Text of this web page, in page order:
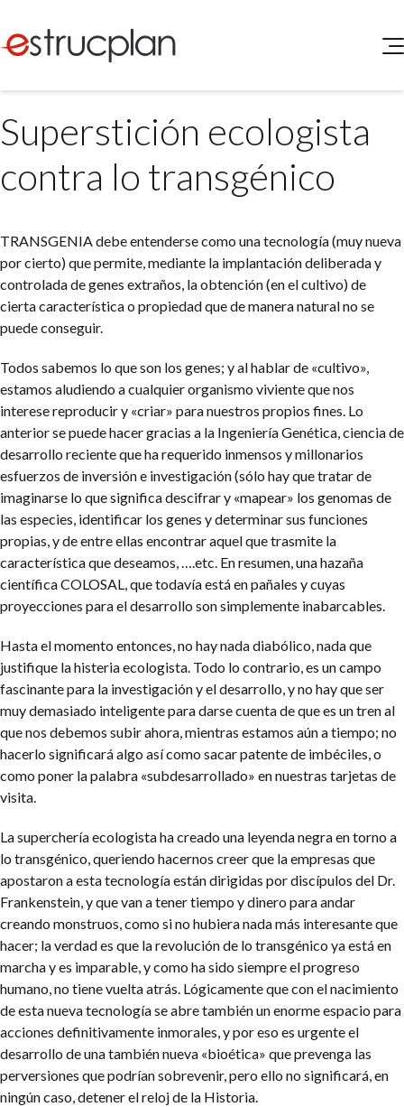
SERVICIOS
Higiene y Seguridad
Medio Ambiente
NOVEDADES
INGRESAR
Buscador de Legislación
Matriz Premium
Matriz Profesional
Superstición ecologista
contra lo transgénico
TRANSGENIA debe entenderse como una tecnología (muy nueva
por cierto) que permite, mediante la implantación deliberada y
controlada de genes extraños, la obtención (en el cultivo) de
cierta característica o propiedad que de manera natural no se
puede conseguir.
Todos sabemos lo que son los genes; y al hablar de «cultivo»,
estamos aludiendo a cualquier organismo viviente que nos
interese reproducir y «criar» para nuestros propios fines. Lo
anterior se puede hacer gracias a la Ingeniería Genética, ciencia de
desarrollo reciente que ha requerido inmensos y millonarios
esfuerzos de inversión e investigación (sólo hay que tratar de
imaginarse lo que significa descifrar y «mapear» los genomas de
las especies, identificar los genes y determinar sus funciones
propias, y de entre ellas encontrar aquel que trasmite la
característica que deseamos, ….etc. En resumen, una hazaña
científica COLOSAL, que todavía está en pañales y cuyas
proyecciones para el desarrollo son simplemente inabarcables.
Hasta el momento entonces, no hay nada diabólico, nada que
justifique la histeria ecologista. Todo lo contrario, es un campo
fascinante para la investigación y el desarrollo, y no hay que ser
muy demasiado inteligente para darse cuenta de que es un tren al
que nos debemos subir ahora, mientras estamos aún a tiempo; no
hacerlo significará algo así como sacar patente de imbéciles, o
como poner la palabra «subdesarrollado» en nuestras tarjetas de
visita.
La superchería ecologista ha creado una leyenda negra en torno a
lo transgénico, queriendo hacernos creer que la empresas que
apostaron a esta tecnología están dirigidas por discípulos del Dr.
Frankenstein, y que van a tener tiempo y dinero para andar
creando monstruos, como si no hubiera nada más interesante que
hacer; la verdad es que la revolución de lo transgénico ya está en
marcha y es imparable, y como ha sido siempre el progreso
humano, no tiene vuelta atrás. Lógicamente que con el nacimiento
de esta nueva tecnología se abre también un enorme espacio para
acciones definitivamente inmorales, y por eso es urgente el
desarrollo de una también nueva «bioética» que prevenga las
perversiones que podrían sobrevenir, pero ello no significará, en
ningún caso, detener el reloj de la Historia.